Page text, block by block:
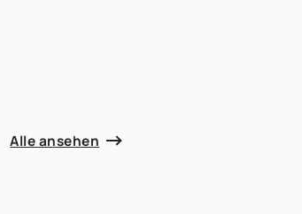
Alle ansehen